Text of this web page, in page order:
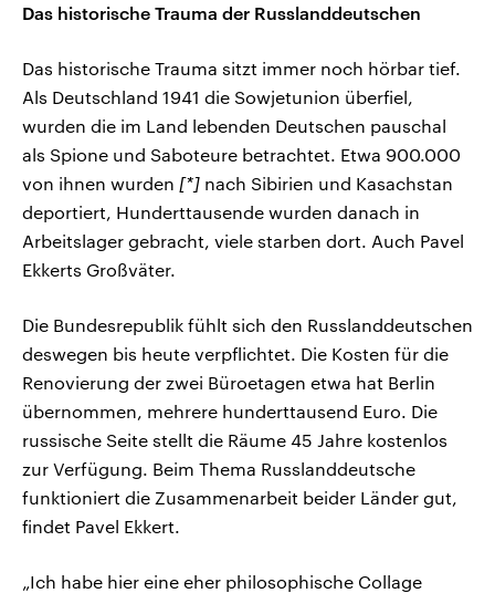
Das historische Trauma der Russlanddeutschen
Das historische Trauma sitzt immer noch hörbar tief.
Als Deutschland 1941 die Sowjetunion überfiel,
wurden die im Land lebenden Deutschen pauschal
als Spione und Saboteure betrachtet. Etwa 900.000
von ihnen wurden [*] nach Sibirien und Kasachstan
deportiert, Hunderttausende wurden danach in
Arbeitslager gebracht, viele starben dort. Auch Pavel
Ekkerts Großväter.
Die Bundesrepublik fühlt sich den Russlanddeutschen
deswegen bis heute verpflichtet. Die Kosten für die
Renovierung der zwei Büroetagen etwa hat Berlin
übernommen, mehrere hunderttausend Euro. Die
russische Seite stellt die Räume 45 Jahre kostenlos
zur Verfügung. Beim Thema Russlanddeutsche
funktioniert die Zusammenarbeit beider Länder gut,
findet Pavel Ekkert.
„Ich habe hier eine eher philosophische Collage